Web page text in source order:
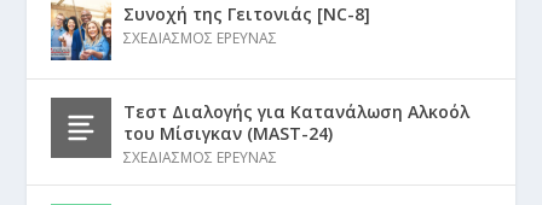
Συνοχή της Γειτονιάς [NC-8]
ΣΧΕΔΙΑΣΜΟΣ ΕΡΕΥΝΑΣ
Τεστ Διαλογής για Κατανάλωση Αλκοόλ
του Μίσιγκαν (MAST-24)
ΣΧΕΔΙΑΣΜΟΣ ΕΡΕΥΝΑΣ